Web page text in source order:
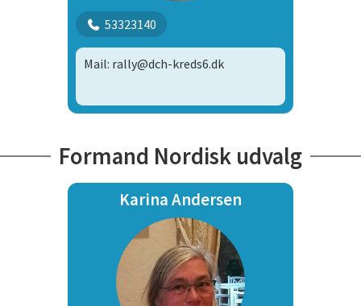
53323140
Mail: rally@dch-kreds6.dk
Formand Nordisk udvalg
Karina Andersen